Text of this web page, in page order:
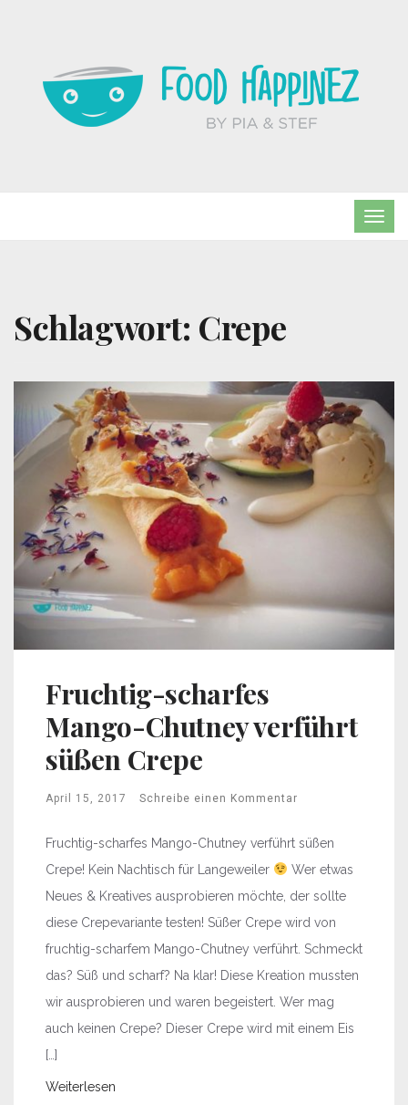
Schlagwort: Crepe
Fruchtig-scharfes
Mango-Chutney verführt
süßen Crepe
April 15, 2017 Schreibe einen Kommentar
Fruchtig-scharfes Mango-Chutney verführt süßen
Crepe! Kein Nachtisch für Langeweiler
Wer etwas
Neues & Kreatives ausprobieren möchte, der sollte
diese Crepevariante testen! Süßer Crepe wird von
fruchtig-scharfem Mango-Chutney verführt. Schmeckt
das? Süß und scharf? Na klar! Diese Kreation mussten
wir ausprobieren und waren begeistert. Wer mag
auch keinen Crepe? Dieser Crepe wird mit einem Eis
[…]
Weiterlesen